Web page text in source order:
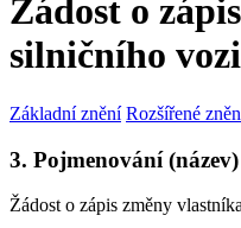
Žádost o
silničního
Základní znění Rozšířené
3. Pojmenování
Žádost o zápis změny